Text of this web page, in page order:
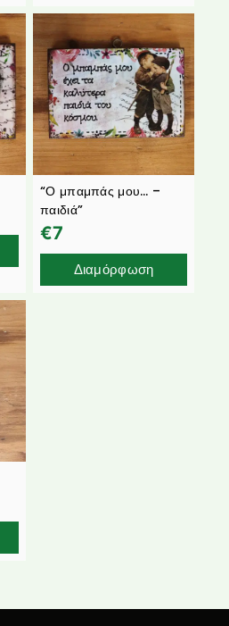
“Ο μπαμπάς μου… –
παιδιά”
€7
Διαμόρφωση